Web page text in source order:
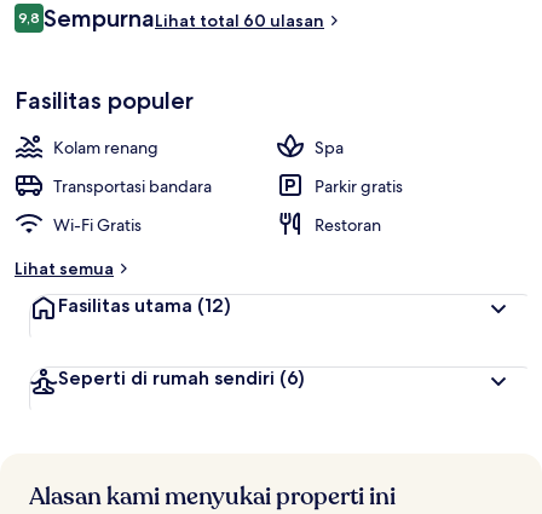
Ulasan
9,89,8 dari 10
SempurnaLihat total 60 ulasan
Fasilitas populer
Kolam renang
Spa
Transportasi bandara
Parkir gratis
Wi-Fi Gratis
Restoran
Lihat semua
Fasilitas utama (12)
Seperti di rumah sendiri (6)
Alasan kami menyukai properti ini